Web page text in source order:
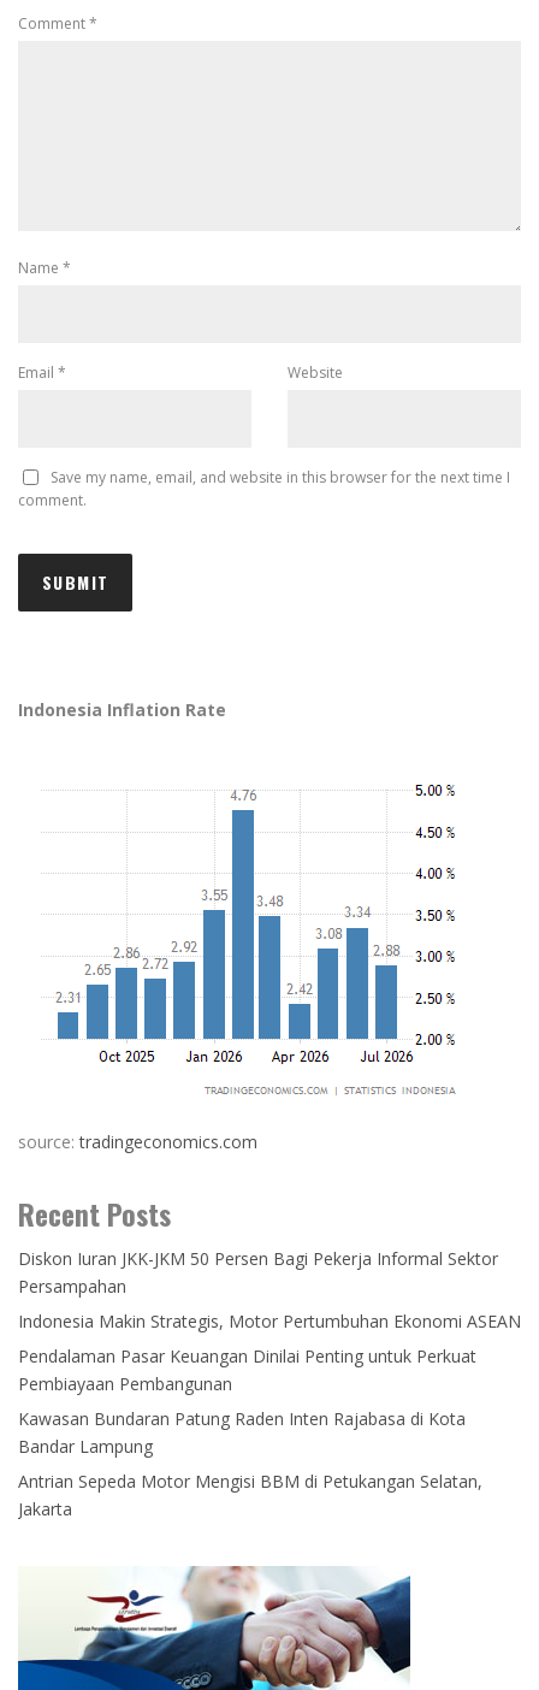
Comment*
Name *
Email * Website
Save my name, email, and website in this browser for the next time I
comment.
Indonesia Inflation Rate
source:tradingeconomics.com
Recent Posts
Diskon Iuran JKK-JKM 50 Persen Bagi Pekerja Informal Sektor
Persampahan
Indonesia Makin Strategis, Motor Pertumbuhan Ekonomi ASEAN
Pendalaman Pasar Keuangan Dinilai Penting untuk Perkuat
Pembiayaan Pembangunan
Kawasan Bundaran Patung Raden Inten Rajabasa di Kota
Bandar Lampung
Antrian Sepeda Motor Mengisi BBM di Petukangan Selatan,
Jakarta